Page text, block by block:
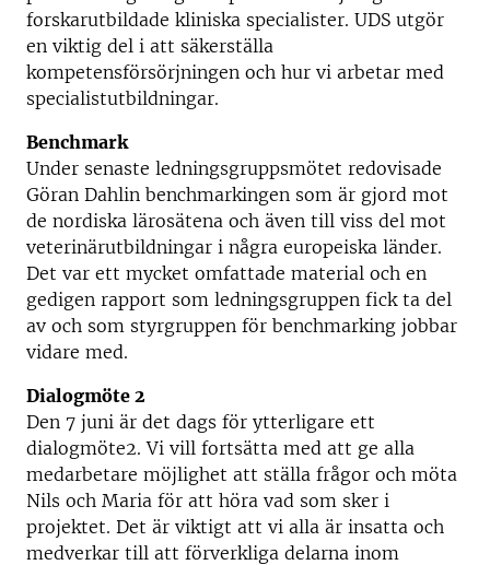
forskarutbildade kliniska specialister. UDS utgör
en viktig del i att säkerställa
kompetensförsörjningen och hur vi arbetar med
specialistutbildningar.
Benchmark
Under senaste ledningsgruppsmötet redovisade
Göran Dahlin benchmarkingen som är gjord mot
de nordiska lärosätena och även till viss del mot
veterinärutbildningar i några europeiska länder.
Det var ett mycket omfattade material och en
gedigen rapport som ledningsgruppen fick ta del
av och som styrgruppen för benchmarking jobbar
vidare med.
Dialogmöte 2
Den 7 juni är det dags för ytterligare ett
dialogmöte2. Vi vill fortsätta med att ge alla
medarbetare möjlighet att ställa frågor och möta
Nils och Maria för att höra vad som sker i
projektet. Det är viktigt att vi alla är insatta och
medverkar till att förverkliga delarna inom